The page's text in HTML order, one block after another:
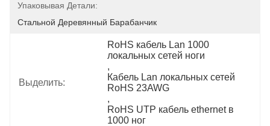
Упаковывая Детали:
Стальной Деревянный Барабанчик
Выделить:
RoHS кабель Lan 1000
локальных сетей ноги
,
Кабель Lan локальных сетей
RoHS 23AWG
,
RoHS UTP кабель ethernet в
1000 ног